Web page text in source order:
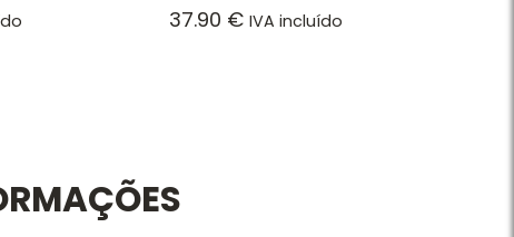
37.90 € IVA incluído